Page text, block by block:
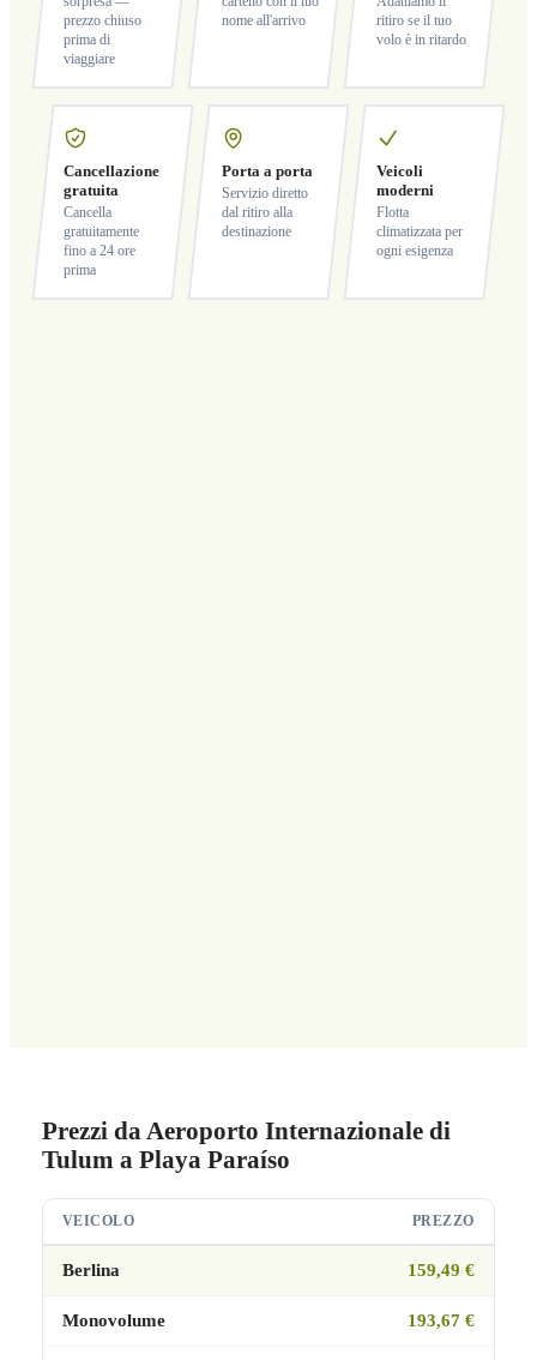
prezzo chiuso
prima di
viaggiare
nome all'arrivo
ritiro se il tuo
volo è in ritardo
Cancellazione
gratuita
Cancella
gratuitamente
fino a 24 ore
prima
Porta a porta
Servizio diretto
dal ritiro alla
destinazione
Veicoli
moderni
Flotta
climatizzata per
ogni esigenza
Prezzi da Aeroporto Internazionale di
Tulum a Playa Paraíso
VEICOLO PREZZO
Berlina 159,49 €
Monovolume 193,67 €